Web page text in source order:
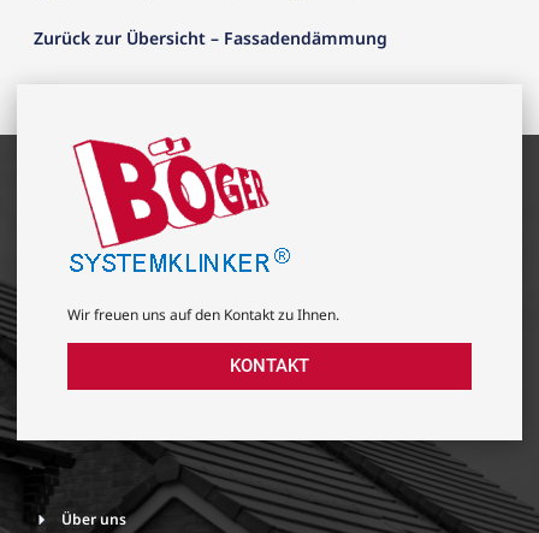
Zurück zur Übersicht – Fassadendämmung
Wir freuen uns auf den Kontakt zu Ihnen.
KONTAKT
Über uns